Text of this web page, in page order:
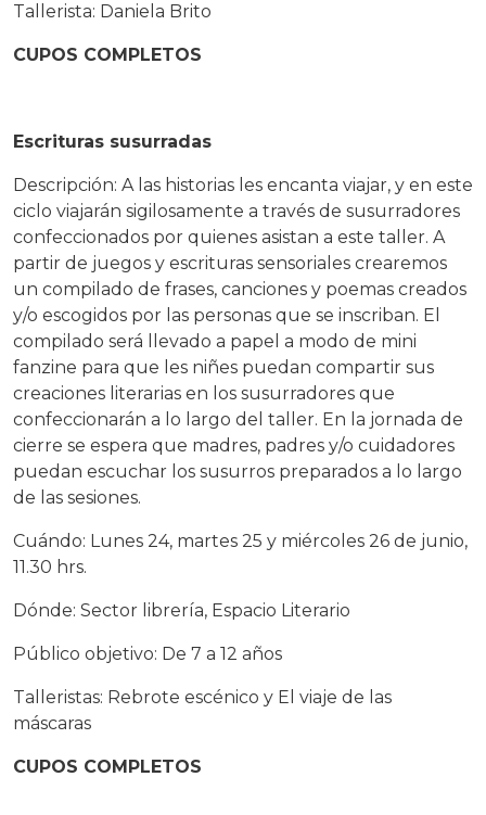
Tallerista: Daniela Brito
CUPOS COMPLETOS
Escrituras susurradas
Descripción: A las historias les encanta viajar, y en este
ciclo viajarán sigilosamente a través de susurradores
confeccionados por quienes asistan a este taller. A
partir de juegos y escrituras sensoriales crearemos
un compilado de frases, canciones y poemas creados
y/o escogidos por las personas que se inscriban. El
compilado será llevado a papel a modo de mini
fanzine para que les niñes puedan compartir sus
creaciones literarias en los susurradores que
confeccionarán a lo largo del taller. En la jornada de
cierre se espera que madres, padres y/o cuidadores
puedan escuchar los susurros preparados a lo largo
de las sesiones.
Cuándo: Lunes 24, martes 25 y miércoles 26 de junio,
11.30 hrs.
Dónde: Sector librería, Espacio Literario
Público objetivo: De 7 a 12 años
Talleristas: Rebrote escénico y El viaje de las
máscaras
CUPOS COMPLETOS